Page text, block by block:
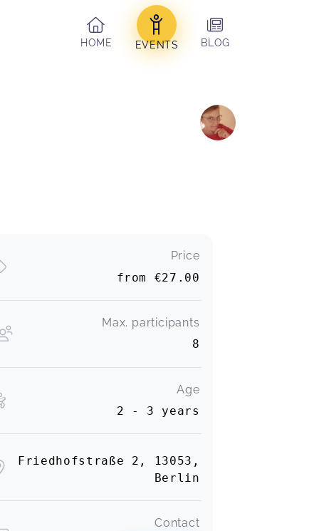
HOME
EVENTS BLOG
Price
from €27.00
Max. participants
8
Age
2 - 3 years
Friedhofstraße 2, 13053,
Berlin
Contact